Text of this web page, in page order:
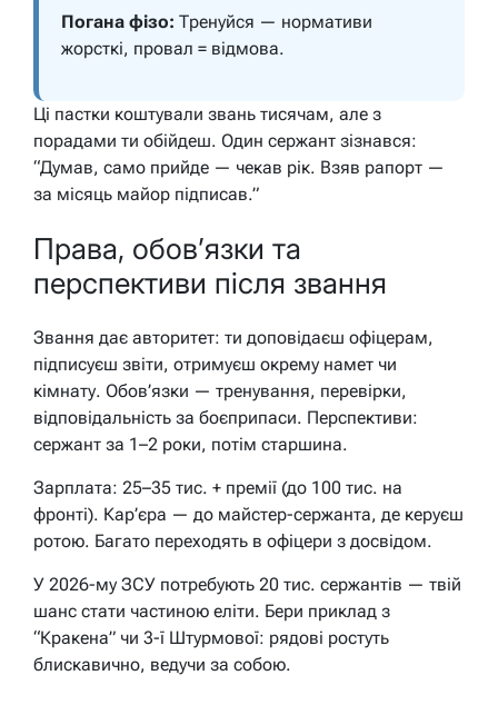
Погана фізо: Тренуйся — нормативи
жорсткі, провал = відмова.
Ці пастки коштували звань тисячам, але з
порадами ти обійдеш. Один сержант зізнався:
“Думав, само прийде — чекав рік. Взяв рапорт —
за місяць майор підписав.”
Права, обов’язки та
перспективи після звання
Звання дає авторитет: ти доповідаєш офіцерам,
підписуєш звіти, отримуєш окрему намет чи
кімнату. Обов’язки — тренування, перевірки,
відповідальність за боєприпаси. Перспективи:
сержант за 1–2 роки, потім старшина.
Зарплата: 25–35 тис. + премії (до 100 тис. на
фронті). Кар’єра — до майстер-сержанта, де керуєш
ротою. Багато переходять в офіцери з досвідом.
У 2026-му ЗСУ потребують 20 тис. сержантів — твій
шанс стати частиною еліти. Бери приклад з
“Кракена” чи 3-ї Штурмової: рядові ростуть
блискавично, ведучи за собою.